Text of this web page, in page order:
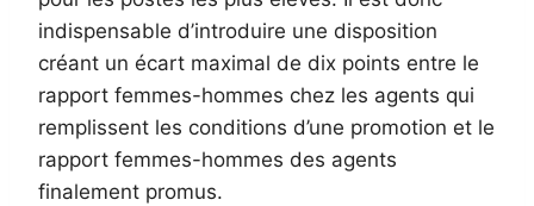
indispensable d’introduire une disposition
créant un écart maximal de dix points entre le
rapport femmes-hommes chez les agents qui
remplissent les conditions d’une promotion et le
rapport femmes-hommes des agents
finalement promus.